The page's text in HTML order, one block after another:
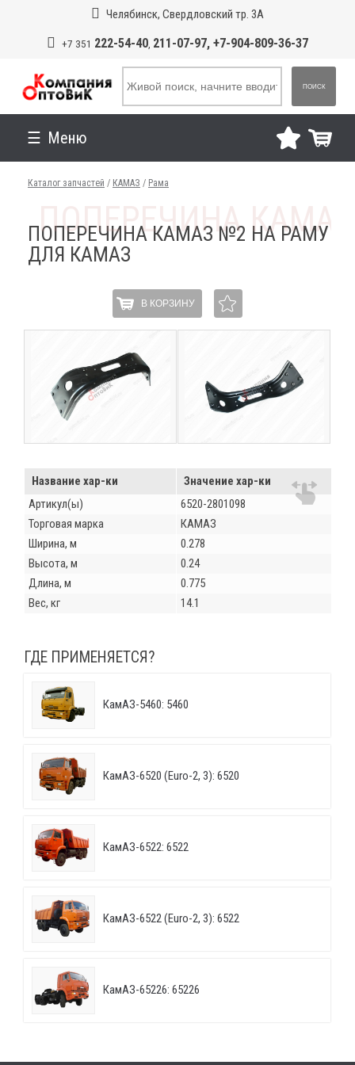
Челябинск, Свердловский тр. 3А
+7 351 222-54-40, 211-07-97, +7-904-809-36-37
ПОИСК
Меню
Каталог запчастей / КАМАЗ / Рама
ПОПЕРЕЧИНА КАМАЗ №2 НА РАМУ
ДЛЯ КАМАЗ
В КОРЗИНУ
Название хар-ки
Значение хар-ки
Артикул(ы)
6520-2801098
Торговая марка
КАМАЗ
Ширина, м
0.278
Высота, м
0.24
Длина, м
0.775
Вес, кг
14.1
ГДЕ ПРИМЕНЯЕТСЯ?
КамАЗ-5460: 5460
КамАЗ-6520 (Euro-2, 3): 6520
КамАЗ-6522: 6522
КамАЗ-6522 (Euro-2, 3): 6522
КамАЗ-65226: 65226